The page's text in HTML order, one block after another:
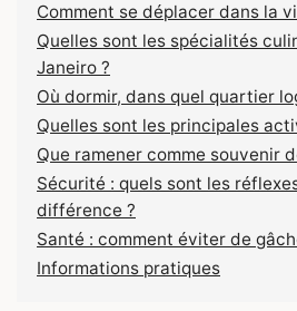
Comment se déplacer dans la
Quelles sont les spécialités
Janeiro ?
Où dormir, dans quel quartier
Quelles sont les principales
Que ramener comme souvenir
Sécurité : quels sont les
différence ?
Santé : comment éviter de
Informations pratiques